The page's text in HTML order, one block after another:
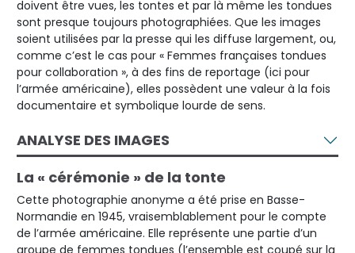
doivent être vues, les tontes et par là même les tondues
sont presque toujours photographiées. Que les images
soient utilisées par la presse qui les diffuse largement, ou,
comme c’est le cas pour « Femmes françaises tondues
pour collaboration », à des fins de reportage (ici pour
l’armée américaine), elles possèdent une valeur à la fois
documentaire et symbolique lourde de sens.
ANALYSE DES IMAGES
La « cérémonie » de la tonte
Cette photographie anonyme a été prise en Basse-
Normandie en 1945, vraisemblablement pour le compte
de l’armée américaine. Elle représente une partie d’un
groupe de femmes tondues (l’ensemble est coupé sur la